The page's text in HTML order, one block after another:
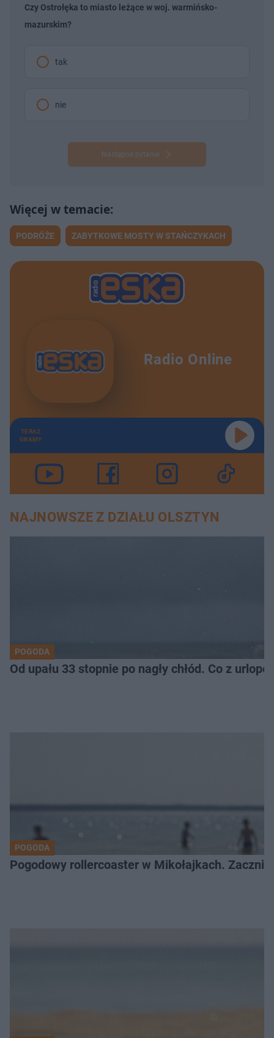
Czy Ostrołęka to miasto leżące w woj. warmińsko-
mazurskim?
tak
nie
Następne pytanie
PODRÓŻE ZABYTKOWE MOSTY W STAŃCZYKACH
Radio Online
TERAZ
GRAMY
NAJNOWSZE Z DZIAŁU OLSZTYN
POGODA
Od upału 33 stopnie po nagły chłód. Co z
POGODA
Pogodowy rollercoaster w Mikołajkach.